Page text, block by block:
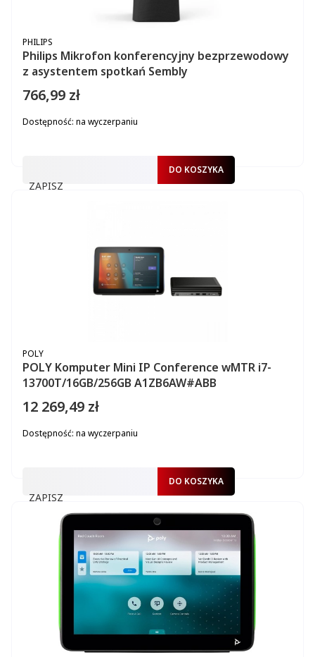
Philips Mikrofon konferencyjny bezprzewodowy
z asystentem spotkań Sembly
PRODUCENT
PHILIPS
Cena
766,99 zł
Dostępność: na wyczerpaniu
ZAPISZ
DO KOSZYKA
POLY Komputer Mini IP Conference wMTR i7-
13700T/16GB/256GB A1ZB6AW#ABB
PRODUCENT
POLY
Cena
12 269,49 zł
Dostępność: na wyczerpaniu
ZAPISZ
DO KOSZYKA